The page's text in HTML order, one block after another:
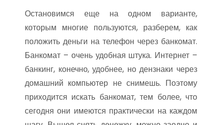
Остановимся еще на одном варианте,
которым многие пользуются, разберем, как
положить деньги на телефон через банкомат.
Банкомат – очень удобная штука. Интернет –
банкинг, конечно, удобнее, но дензнаки через
домашний компьютер не снимешь. Поэтому
приходится искать банкомат, тем более, что
сегодня они имеются практически на каждом